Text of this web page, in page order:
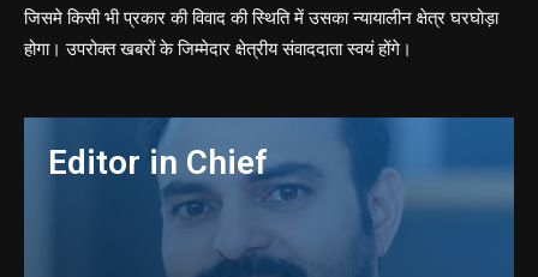
जिसमे किसी भी प्रकार की विवाद की स्थिति में उसका न्यायालीन क्षेत्र घरघोड़ा
होगा। उपरोक्त खबरों के जिम्मेदार क्षेत्रीय संवाददाता स्वयं होंगे।
Editor in Chief